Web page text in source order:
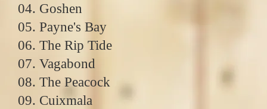
04. Goshen
05. Payne's Bay
06. The Rip Tide
07. Vagabond
08. The Peacock
09. Cuixmala